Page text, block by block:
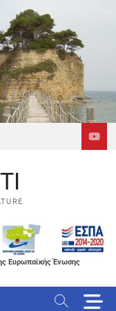
Ευρωπαϊκής Ένωσης
M